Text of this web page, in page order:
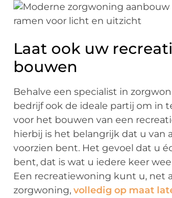
Laat ook uw
bouwen
Behalve een specialist in
bedrijf ook de ideale partij om in
voor het bouwen van een
hierbij is het belangrijk dat u van
voorzien bent. Het gevoel dat u
bent, dat is wat u iedere keer
Een recreatiewoning kunt u, net
zorgwoning,volledig op maat